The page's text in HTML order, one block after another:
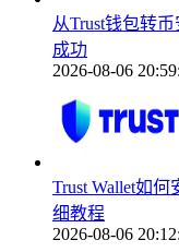
从Trust钱包转
成功
2026-08-06
Trust Wallet如
细教程
2026-08-06